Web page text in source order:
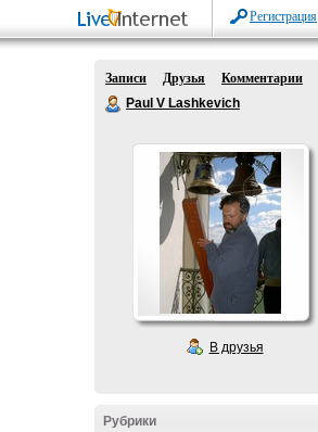
Регистрация
Записи Друзья
Комментарии
Paul V Lashkevich
В друзья
Рубрики